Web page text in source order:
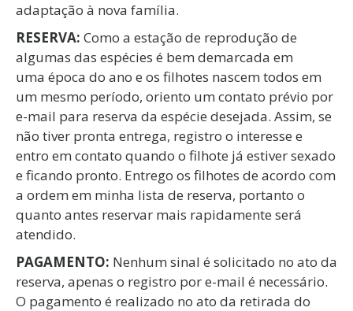
adaptação à nova família.
RESERVA: Como a estação de reprodução de
algumas das espécies é bem demarcada em
uma época do ano e os filhotes nascem todos em
um mesmo período, oriento um contato prévio por
e-mail para reserva da espécie desejada. Assim, se
não tiver pronta entrega, registro o interesse e
entro em contato quando o filhote já estiver sexado
e ficando pronto. Entrego os filhotes de acordo com
a ordem em minha lista de reserva, portanto o
quanto antes reservar mais rapidamente será
atendido.
PAGAMENTO: Nenhum sinal é solicitado no ato da
reserva, apenas o registro por e-mail é necessário.
O pagamento é realizado no ato da retirada do